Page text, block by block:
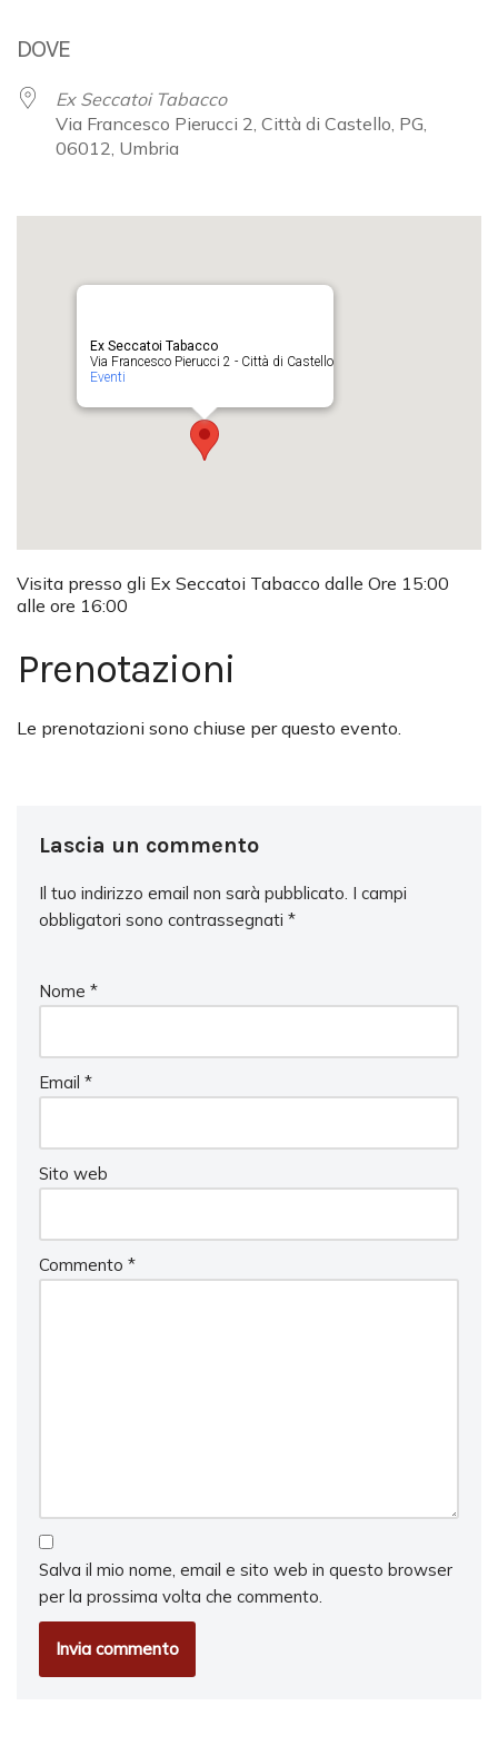
DOVE
Ex Seccatoi Tabacco
Via Francesco Pierucci 2, Città di Castello, PG,
06012, Umbria
Ex Seccatoi Tabacco
Via Francesco Pierucci 2 - Città di Castello
Eventi
Visita presso gli Ex Seccatoi Tabacco dalle Ore 15:00
alle ore 16:00
Prenotazioni
Le prenotazioni sono chiuse per questo evento.
Lascia un commento
Il tuo indirizzo email non sarà pubblicato. I campi
obbligatori sono contrassegnati *
Nome *
Email *
Sito web
Commento *
Salva il mio nome, email e sito web in questo browser
per la prossima volta che commento.